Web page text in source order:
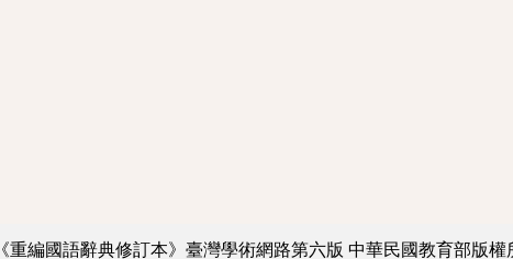
《重編國語辭典修訂本》臺灣學術網路第六版 中華民國教育部版權